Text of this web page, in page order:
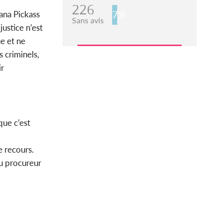
Pickass
n’est
et ne
criminels,
c’est
recours.
procureur
226
Sans avis 7%